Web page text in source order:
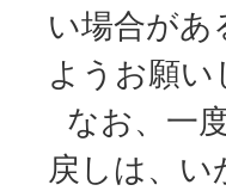
い場合があ
ようお願い
なお、一
戻しは、